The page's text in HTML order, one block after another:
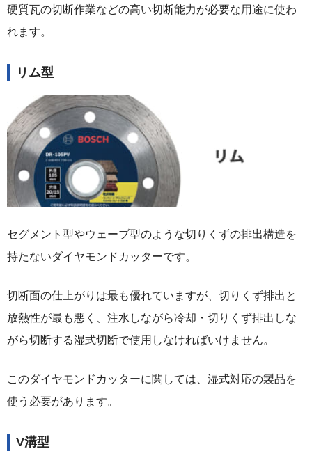
硬質瓦の切断作業などの高い切断能力が必要な用途に使わ
れます。
リム型
セグメント型やウェーブ型のような切りくずの排出構造を
持たないダイヤモンドカッターです。
切断面の仕上がりは最も優れていますが、切りくず排出と
放熱性が最も悪く、注水しながら冷却・切りくず排出しな
がら切断する湿式切断で使用しなければいけません。
このダイヤモンドカッターに関しては、湿式対応の製品を
使う必要があります。
V溝型